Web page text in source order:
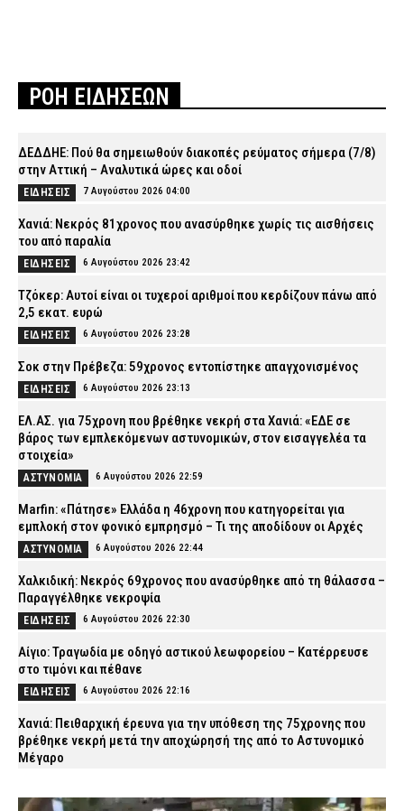
ΡΟΗ ΕΙΔΗΣΕΩΝ
ΔΕΔΔΗΕ: Πού θα σημειωθούν διακοπές ρεύματος σήμερα (7/8)
στην Αττική – Αναλυτικά ώρες και οδοί
ΕΙΔΗΣΕΙΣ 7 Αυγούστου 2026 04:00
Χανιά: Νεκρός 81χρονος που ανασύρθηκε χωρίς τις αισθήσεις
του από παραλία
ΕΙΔΗΣΕΙΣ 6 Αυγούστου 2026 23:42
Τζόκερ: Αυτοί είναι οι τυχεροί αριθμοί που κερδίζουν πάνω από
2,5 εκατ. ευρώ
ΕΙΔΗΣΕΙΣ 6 Αυγούστου 2026 23:28
Σοκ στην Πρέβεζα: 59χρονος εντοπίστηκε απαγχονισμένος
ΕΙΔΗΣΕΙΣ 6 Αυγούστου 2026 23:13
ΕΛ.ΑΣ. για 75χρονη που βρέθηκε νεκρή στα Χανιά: «ΕΔΕ σε
βάρος των εμπλεκόμενων αστυνομικών, στον εισαγγελέα τα
στοιχεία»
ΑΣΤΥΝΟΜΙΑ 6 Αυγούστου 2026 22:59
Marfin: «Πάτησε» Ελλάδα η 46χρονη που κατηγορείται για
εμπλοκή στον φονικό εμπρησμό – Τι της αποδίδουν οι Αρχές
ΑΣΤΥΝΟΜΙΑ 6 Αυγούστου 2026 22:44
Χαλκιδική: Νεκρός 69χρονος που ανασύρθηκε από τη θάλασσα –
Παραγγέλθηκε νεκροψία
ΕΙΔΗΣΕΙΣ 6 Αυγούστου 2026 22:30
Αίγιο: Τραγωδία με οδηγό αστικού λεωφορείου – Κατέρρευσε
στο τιμόνι και πέθανε
ΕΙΔΗΣΕΙΣ 6 Αυγούστου 2026 22:16
Χανιά: Πειθαρχική έρευνα για την υπόθεση της 75χρονης που
βρέθηκε νεκρή μετά την αποχώρησή της από το Αστυνομικό
Μέγαρο